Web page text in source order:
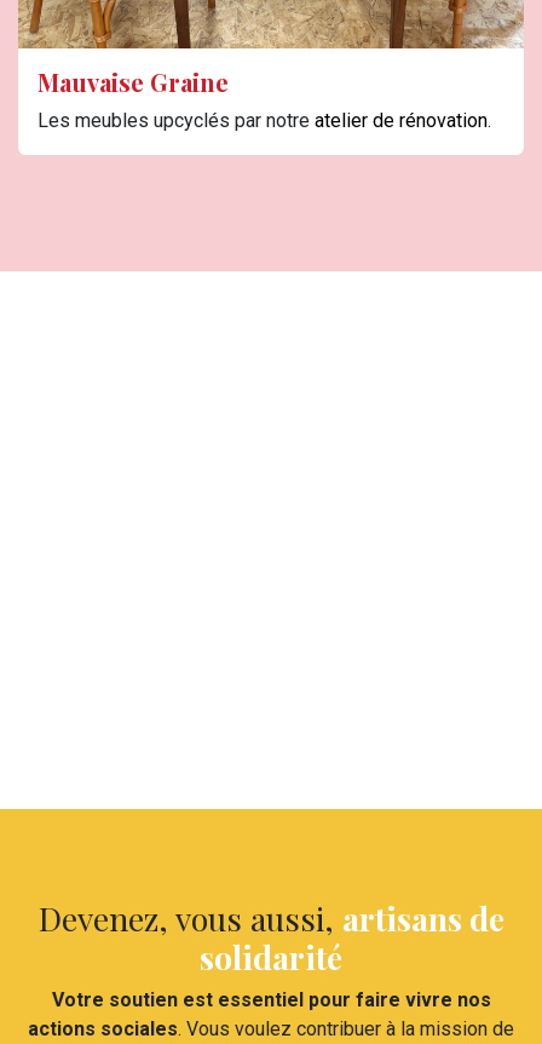
Mauvaise Graine
Les meubles upcyclés par notre atelier de rénovation.
Devenez, vous aussi, artisans de
solidarité
Votre soutien est essentiel pour faire vivre nos
actions sociales. Vous voulez contribuer à la mission de